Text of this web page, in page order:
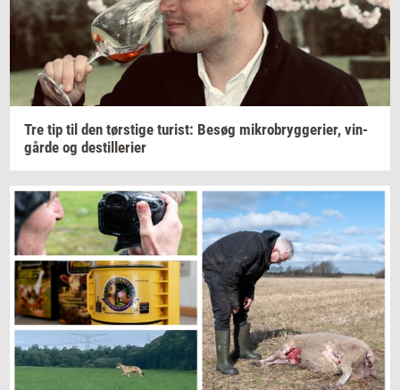
Tre tip til den tørsti­ge turist: Besøg mi­kro­bryg­ge­ri­er, vin­
går­de og destil­le­ri­er